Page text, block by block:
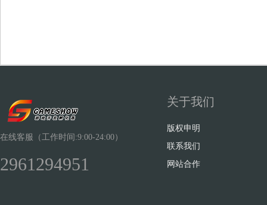
在线客服（工作时间:9:00-24:00）
2961294951
关于我们
版权申明
联系我们
网站合作